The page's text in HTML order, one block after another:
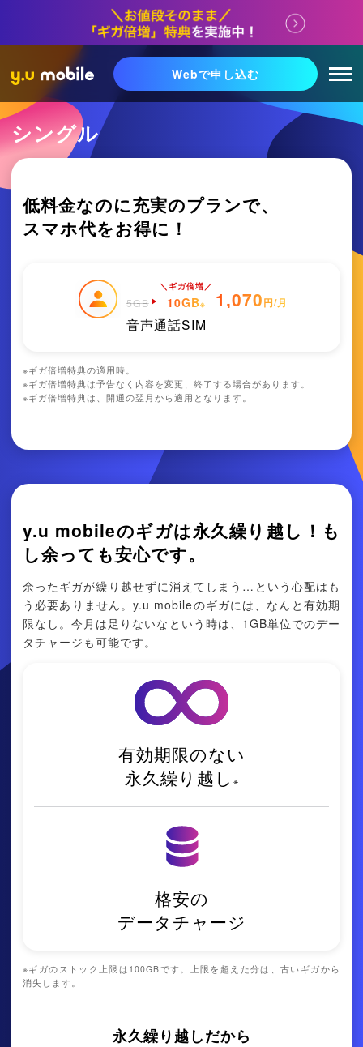
Webで申し込む
シングル
低料金なのに充実のプランで、
スマホ代をお得に！
5GB
＼ギガ倍増／
10GB※ 1,070円/月
音声通話SIM
※ギガ倍増特典の適用時。
※ギガ倍増特典は予告なく内容を変更、終了する場合があります。
※ギガ倍増特典は、開通の翌月から適用となります。
y.u mobileのギガは永久繰り越し！も
し余っても安心です。
余ったギガが繰り越せずに消えてしまう…という心配はも
う必要ありません。y.u mobileのギガには、なんと有効期
限なし。今月は足りないなという時は、1GB単位でのデー
タチャージも可能です。
格安の
データチャージ
有効期限のない
永久繰り越し ※
※ギガのストック上限は100GBです。
上限を超えた分は、古いギガから
消失します。
永久繰り越しだから